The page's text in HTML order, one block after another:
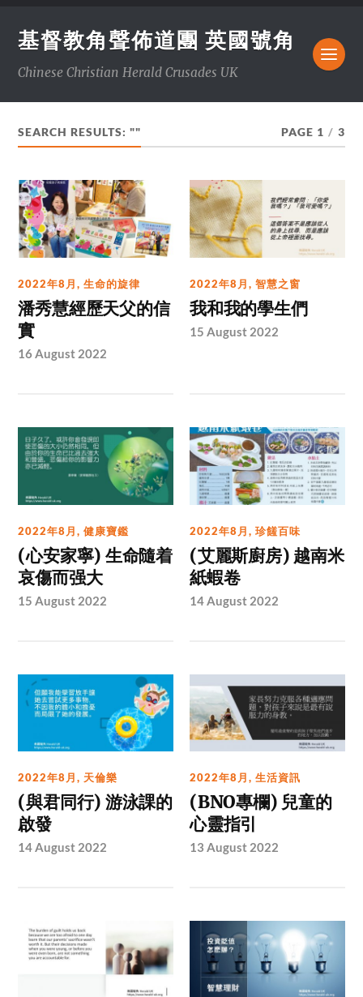
基督教角聲佈道團 英國號角
Chinese Christian Herald Crusades UK
SEARCH RESULTS: "" PAGE 1 / 3
2022年8月,生命的旋律
潘秀慧經歷天父的信
實
16 August 2022
2022年8月,智慧之窗
我和我的學生們
15 August 2022
2022年8月,健康寶鑑
(心安家寧) 生命隨着
哀傷而强大
15 August 2022
2022年8月,珍饈百味
(艾麗斯廚房) 越南米
紙蝦卷
14 August 2022
2022年8月, 天倫樂
(與君同行) 游泳課的
啟發
14 August 2022
2022年8月,生活資訊
(BNO專欄) 兒童的
心靈指引
13 August 2022